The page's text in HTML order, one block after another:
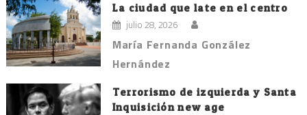
La ciudad que late en el centro
julio 28, 2026
María Fernanda González
Hernández
Terrorismo de izquierda y Santa
Inquisición new age